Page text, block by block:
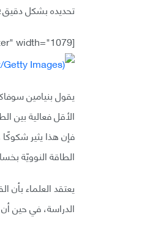
تحديده بشكل
[caption id="attachment_94112" align="aligncenter" width="1079"]
يقول بنيامين
الأقل فعالية بين
فإن هذا يثير
الطاقة النوويّة
يعتقد العلماء بأن
الدراسة، في حين